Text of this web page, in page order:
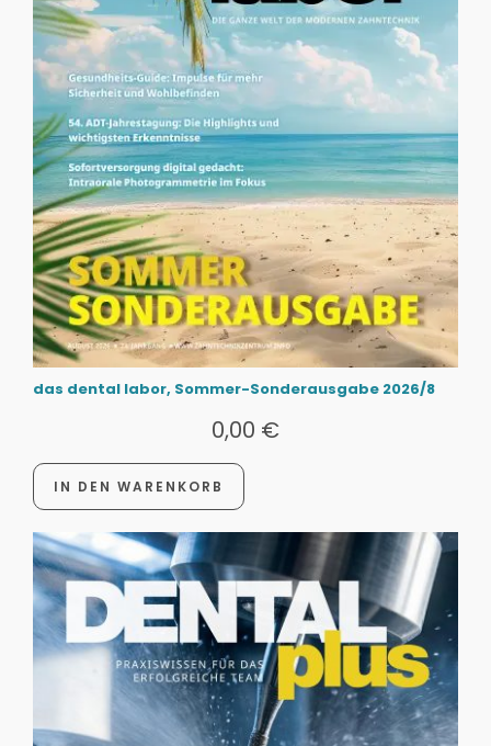
das dental labor, Sommer-Sonderausgabe 2026/8
0,00 €
IN DEN WARENKORB